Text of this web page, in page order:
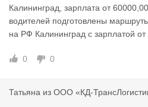
Калининград, зарплата от
водителей подготовлены
на РФ Калининград с зарплатой от
0 0
Татьяна из ООО «КД-